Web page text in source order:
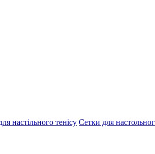
настільного тенісу Сетки для